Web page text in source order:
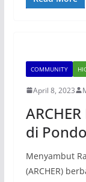
COMMUNITY
April 8, 2023
di
Menyambut
(ARCHER)